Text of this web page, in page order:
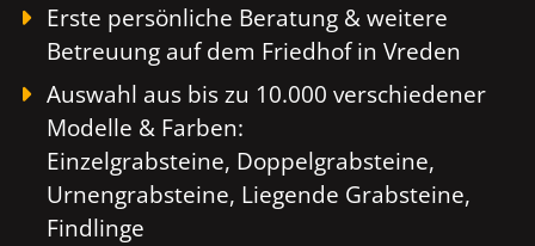
Erste persönliche Beratung & weitere
Betreuung auf dem Friedhof in Vreden
Auswahl aus bis zu 10.000 verschiedener
Modelle & Farben:
Einzelgrabsteine, Doppelgrabsteine,
Urnengrabsteine, Liegende Grabsteine,
Findlinge